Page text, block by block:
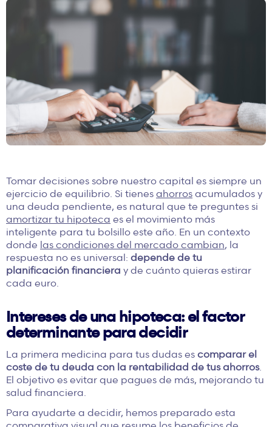
Tomar decisiones sobre nuestro capital es siempre un
ejercicio de equilibrio. Si tienes ahorros acumulados y
una deuda pendiente, es natural que te preguntes si
amortizar tu hipoteca es el movimiento más
inteligente para tu bolsillo este año. En un contexto
donde las condiciones del mercado cambian, la
respuesta no es universal: depende de tu
planificación financiera y de cuánto quieras estirar
cada euro.
Intereses de una hipoteca: el factor
determinante para decidir
La primera medicina para tus dudas es comparar el
coste de tu deuda con la rentabilidad de tus ahorros.
El objetivo es evitar que pagues de más, mejorando tu
salud financiera.
Para ayudarte a decidir, hemos preparado esta